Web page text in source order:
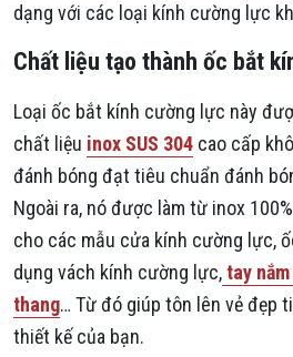
dạng với các loại kính cường lực
Chất liệu tạo thành ốc bắt
Loại ốc bắt kính cường lực này
chất liệu inox SUS 304 cao cấp
đánh bóng đạt tiêu chuẩn đánh
Ngoài ra, nó được làm từ inox
cho các mẫu cửa kính cường lực,
dụng vách kính cường lực,tay
thang… Từ đó giúp tôn lên vẻ đẹp
thiết kế của bạn.